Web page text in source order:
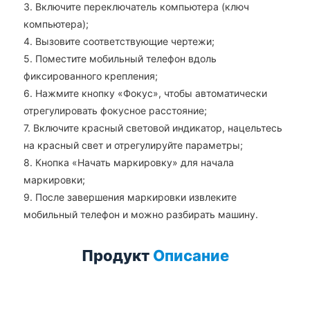
3. Включите переключатель компьютера (ключ
компьютера);
4. Вызовите соответствующие чертежи;
5. Поместите мобильный телефон вдоль
фиксированного крепления;
6. Нажмите кнопку «Фокус», чтобы автоматически
отрегулировать фокусное расстояние;
7. Включите красный световой индикатор, нацельтесь
на красный свет и отрегулируйте параметры;
8. Кнопка «Начать маркировку» для начала
маркировки;
9. После завершения маркировки извлеките
мобильный телефон и можно разбирать машину.
Продукт Описание